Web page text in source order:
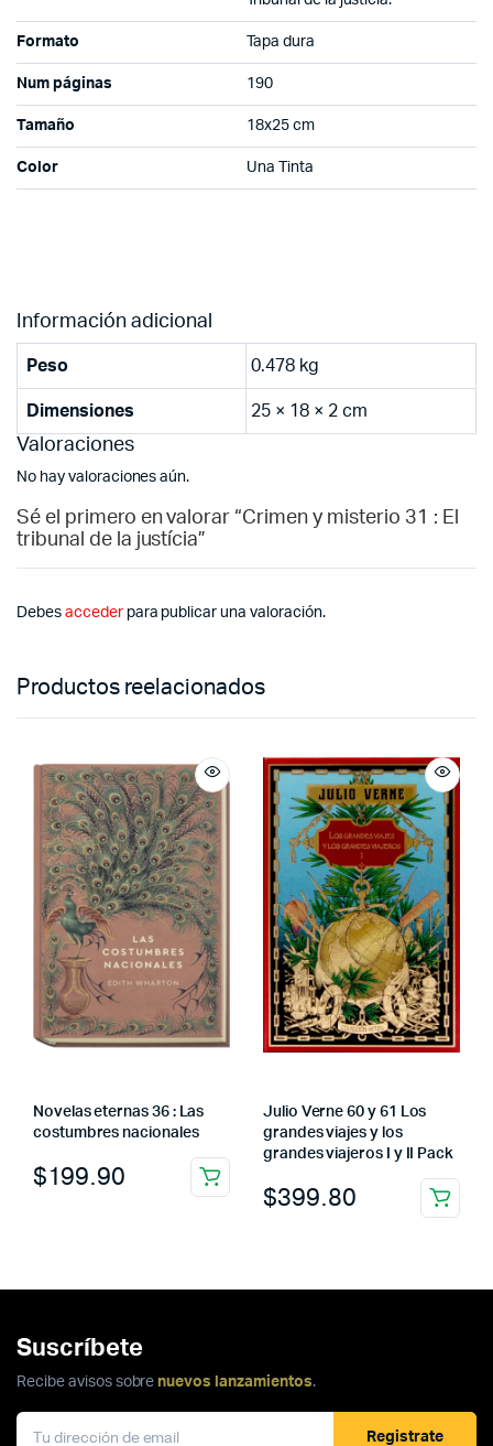
Formato Tapa dura
Num páginas 190
Tamaño 18x25 cm
Color Una Tinta
Información adicional
Peso 0.478 kg
Dimensiones 25 × 18 × 2 cm
Valoraciones
No hay valoraciones aún.
Sé el primero en valorar “Crimen y misterio 31 : El
tribunal de la justícia”
Debes accederpara publicar una valoración.
Productos reelacionados
Novelas eternas 36 : Las
costumbres nacionales
$199.90
Julio Verne 60 y 61 Los
grandes viajes y los
grandes viajeros I y II Pack
$399.80
Suscríbete
Recibe avisos sobre nuevos lanzamientos.
Registrate